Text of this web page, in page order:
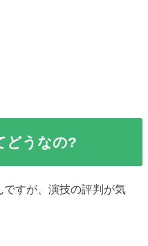
どうなの?
すが、演技の評判が気